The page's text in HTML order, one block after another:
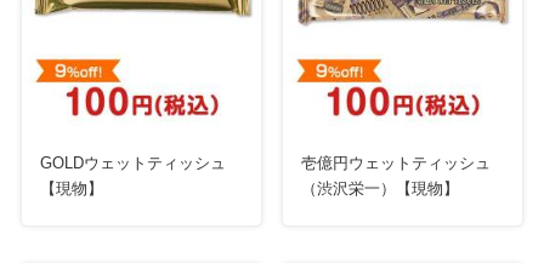
GOLDウェットティッシュ
【現物】
壱億円ウェットティッシュ
（渋沢栄一）【現物】